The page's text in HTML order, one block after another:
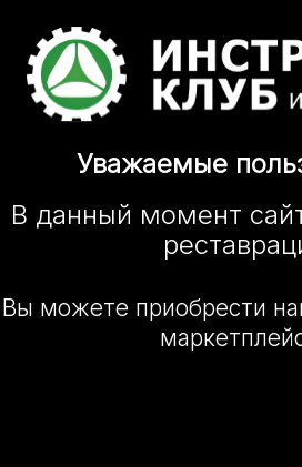
Уважаемые
В данный момент
Вы можете приобрести